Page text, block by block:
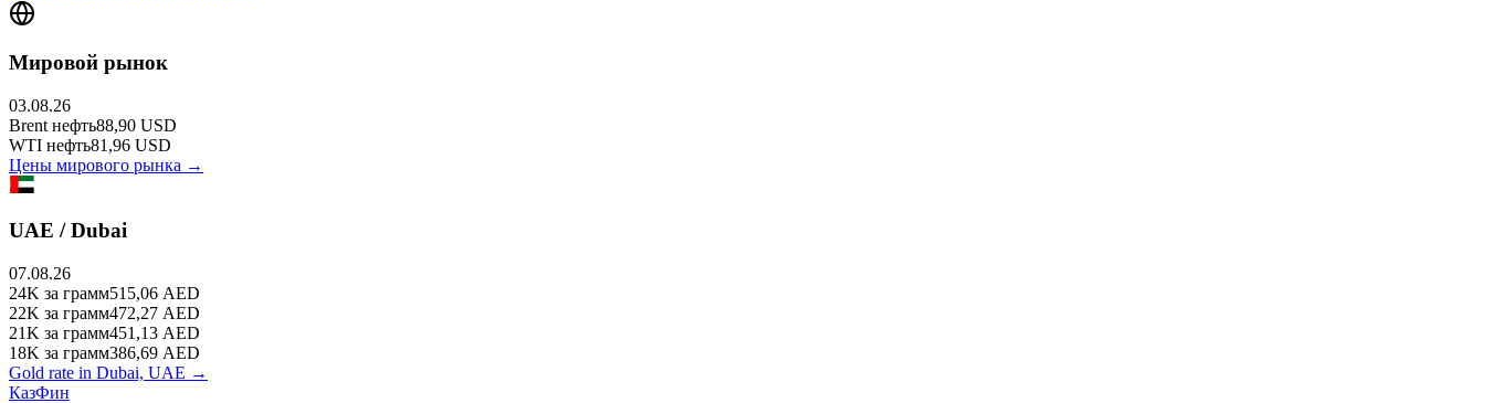
Мировой рынок
03.08.26
Brent нефть88,90 USD
WTI нефть81,96 USD
Цены мирового рынка →
UAE / Dubai
07.08.26
24K за грамм515,06 AED
22K за грамм472,27 AED
21K за грамм451,13 AED
18K за грамм386,69 AED
Gold rate in Dubai, UAE →
КазФин